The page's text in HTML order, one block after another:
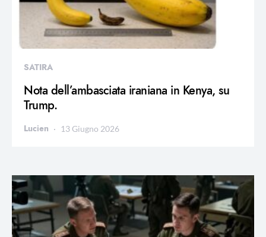
SATIRA
Nota dell’ambasciata iraniana in Kenya, su
Trump.
Lucien 13 Giugno 2026